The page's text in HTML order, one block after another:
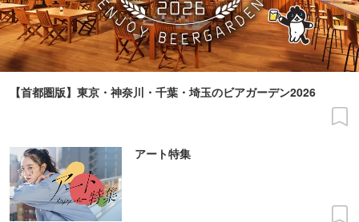
【首都圏版】東京・神奈川・千葉・埼玉のビアガーデン2026
アート特集